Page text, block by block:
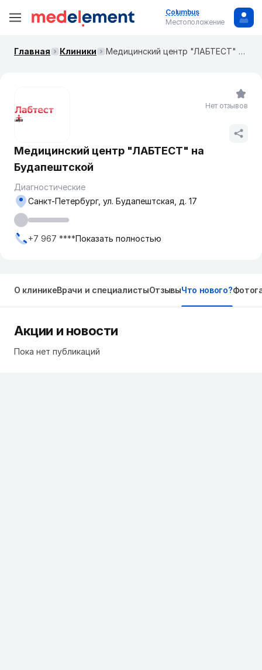
Columbus
Местоположение
Главная Клиники Медицинский центр "ЛАБТЕСТ" на Будапештской
Медицинский центр "ЛАБТЕСТ" на
Будапештской
Диагностические
Санкт-Петербург, ул. Будапештская, д. 17
+7 967 ****Показать полностью
Нет отзывов
О клиникеВрачи и специалистыОтзывыЧто нового?
Акции и новости
Пока нет публикаций